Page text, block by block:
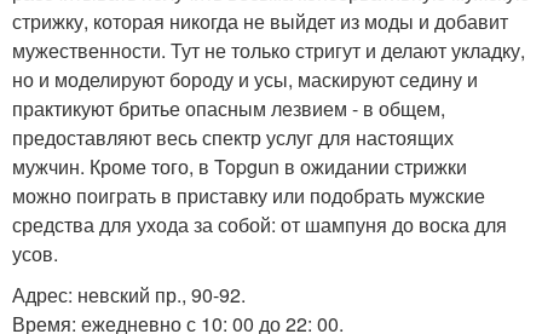
стрижку, которая никогда не выйдет из моды и добавит
мужественности. Тут не только стригут и делают укладку,
но и моделируют бороду и усы, маскируют седину и
практикуют бритье опасным лезвием - в общем,
предоставляют весь спектр услуг для настоящих
мужчин. Кроме того, в Topgun в ожидании стрижки
можно поиграть в приставку или подобрать мужские
средства для ухода за собой: от шампуня до воска для
усов.
Адрес: невский пр., 90-92.
Время: ежедневно с 10: 00 до 22: 00.